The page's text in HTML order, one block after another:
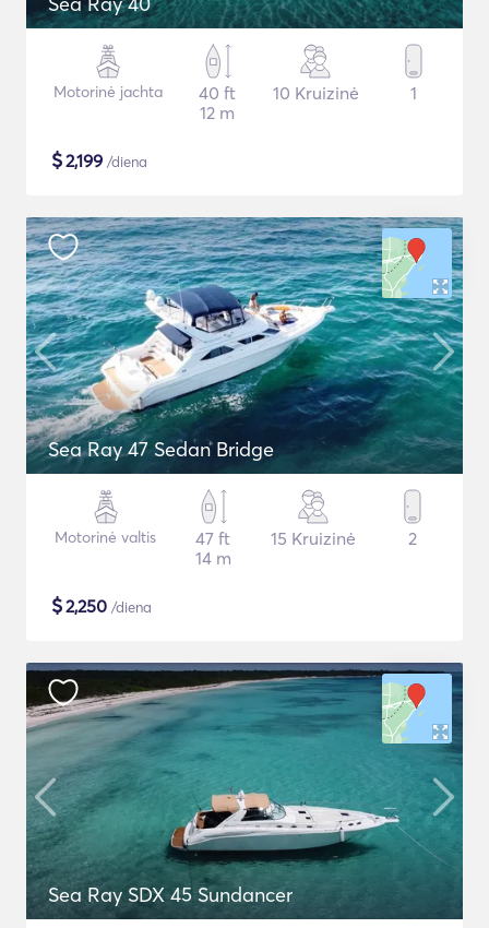
Motorinė jachta
40 ft
12 m
10 Kruizinė 1
$2,199 /diena
Sea Ray 47 Sedan Bridge
Motorinė valtis
47 ft
14 m
15 Kruizinė 2
$2,250 /diena
Sea Ray SDX 45 Sundancer